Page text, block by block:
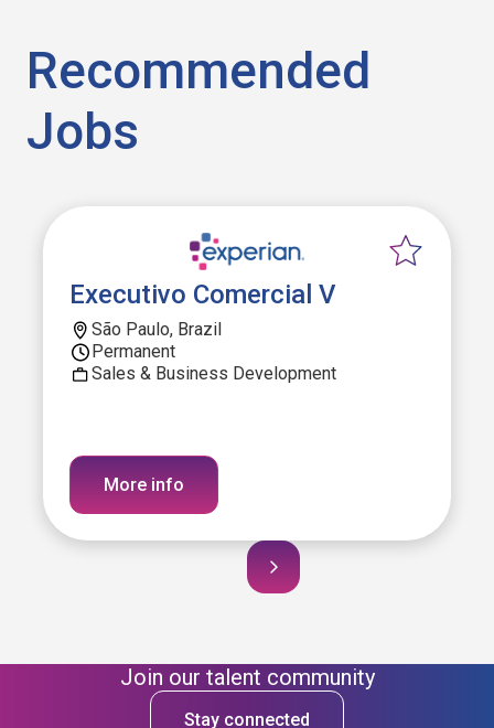
Recommended
Jobs
Executivo Comercial V
São Paulo, Brazil
Permanent
Sales & Business Development
More info
Join our talent community
Stay connected